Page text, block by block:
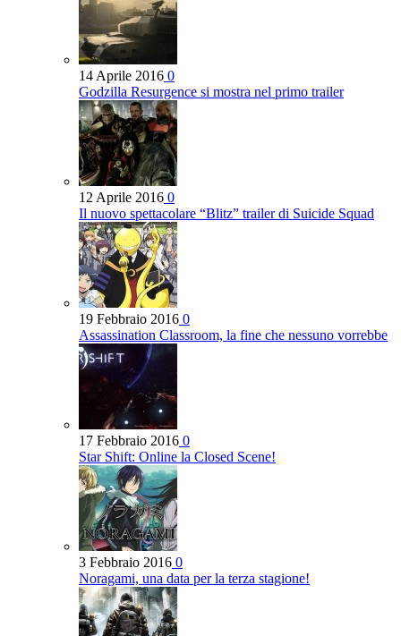
14 Aprile 2016 0
Godzilla Resurgence si mostra nel primo trailer
12 Aprile 2016 0
Il nuovo spettacolare “Blitz” trailer di Suicide Squad
19 Febbraio 2016 0
Assassination Classroom, la fine che nessuno vorrebbe
17 Febbraio 2016 0
Star Shift: Online la Closed Scene!
3 Febbraio 2016 0
Noragami, una data per la terza stagione!